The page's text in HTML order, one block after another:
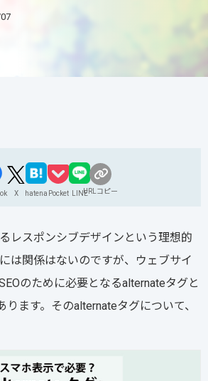
X hatena Pocket LINEURLコピー
レスポンシブデザインという理想的
は関係はないのですが、ウェブサイ
のために必要となるalternateタグと
ります。そのalternateタグについて、